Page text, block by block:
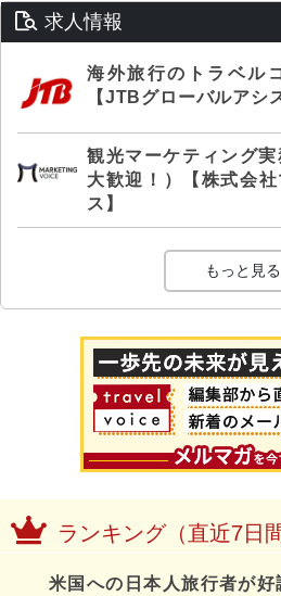
求人情報
海外旅行のトラベル
【JTBグローバルアシ
観光マーケティング
大歓迎！）【株式会
ス】
もっと見る
ランキング（直近7日間
米国への日本人旅行者が